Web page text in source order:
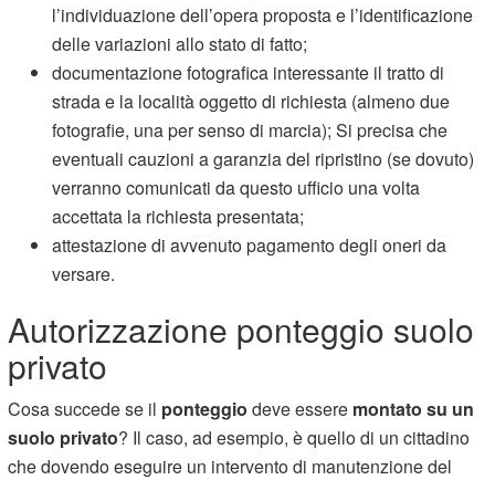
l’individuazione dell’opera proposta e l’identificazione
delle variazioni allo stato di fatto;
documentazione fotografica interessante il tratto di
strada e la località oggetto di richiesta (almeno due
fotografie, una per senso di marcia); Si precisa che
eventuali cauzioni a garanzia del ripristino (se dovuto)
verranno comunicati da questo ufficio una volta
accettata la richiesta presentata;
attestazione di avvenuto pagamento degli oneri da
versare.
Autorizzazione ponteggio suolo
privato
Cosa succede se il ponteggiodeve essere montato su un
suolo privato? Il caso, ad esempio, è quello di un cittadino
che dovendo eseguire un intervento di manutenzione del